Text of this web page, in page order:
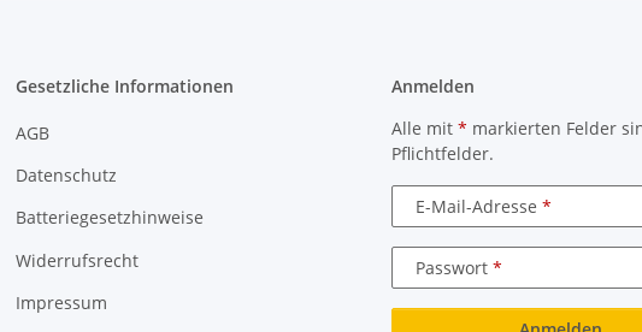
Gesetzliche Informationen
AGB
Datenschutz
Batteriegesetzhinweise
Widerrufsrecht
Impressum
Anmelden
Alle mit * markierten Felder
Pflichtfelder.
E-Mail-Adresse
Passwort